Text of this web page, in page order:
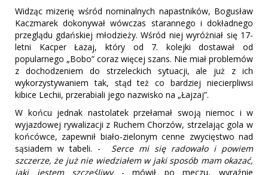
Widząc mizerię wśród nominalnych napastników, Bogusław
Kaczmarek dokonywał wówczas starannego i dokładnego
przeglądu gdańskiej młodzieży. Wśród niej wyróżniał się 17-
letni Kacper Łazaj, który od 7. kolejki dostawał od
popularnego „Bobo” coraz więcej szans. Nie miał problemów
z dochodzeniem do strzeleckich sytuacji, ale już z ich
wykorzystywaniem tak, stąd też co bardziej niecierpliwsi
kibice Lechii, przerabiali jego nazwisko na „Łajzaj”.
W końcu jednak nastolatek przełamał swoją niemoc i w
wyjazdowej rywalizacji z Ruchem Chorzów, strzelając gola w
końcówce, zapewnił biało-zielonym cenne zwycięstwo nad
sąsiadem w tabeli. - Serce mi się radowało i powiem
szczerze, że już nie wiedziałem w jaki sposób mam okazać,
jaki jestem szczęśliwy- mówił po meczu, wyraźnie